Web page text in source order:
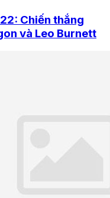
Chiến thắng
và Leo Burnett